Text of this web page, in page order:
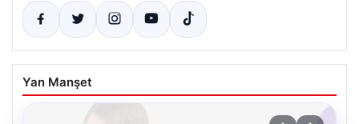
Yan Manşet